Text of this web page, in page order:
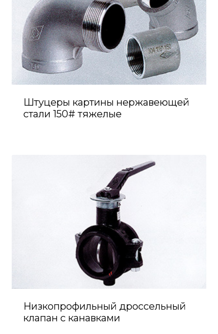
Штуцеры картины нержавеющей
стали 150# тяжелые
Низкопрофильный дроссельный
клапан с канавками